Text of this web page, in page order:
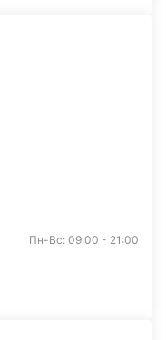
Пн-Вс: 09:00 - 21:00